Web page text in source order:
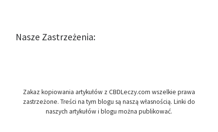
Nasze Zastrzeżenia:
Zakaz kopiowania artykułów z CBDLeczy.com wszelkie prawa
zastrzeżone. Treści na tym blogu są naszą własnością. Linki do
naszych artykułów i blogu można publikować.